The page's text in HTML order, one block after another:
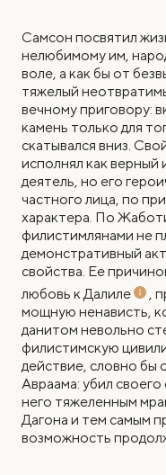
Самсон посвятил
нелюбимому им,
воле, а как бы от
тяжелый
вечному приговору:
камень только для
скатывался вниз.
исполнял как
деятель, но его
частного лица, по
характера. По
филистимлянами не
демонстративный
свойства. Ее
любовь к Далиле
,
мощную ненависть,
данитом невольно
филистимскую
действие, словно
Авраама: убил
него тяжеленным
Дагона и тем самым
возможность